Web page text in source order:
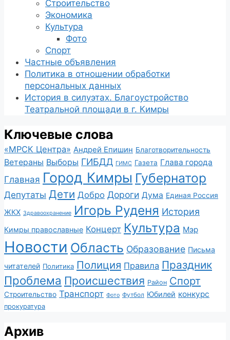
Строительство
Экономика
Культура
Фото
Спорт
Частные объявления
Политика в отношении обработки
персональных данных
История в силуэтах. Благоустройство
Театральной площади в г. Кимры
Ключевые слова
«МРСК Центра» Андрей Епишин Благотворительность
Ветераны Выборы ГИБДД ГИМС Газета Глава города
Главная Город Кимры Губернатор
Депутаты Дети Добро Дороги Дума Единая Россия
ЖКХ Здравоохранение Игорь Руденя История
Кимры православные Концерт Культура Мэр
Новости Область Образование Письма
читателей Политика Полиция Правила Праздник
Проблема Происшествия Район Спорт
Строительство Транспорт Фото Футбол Юбилей конкурс
прокуратура
Архив